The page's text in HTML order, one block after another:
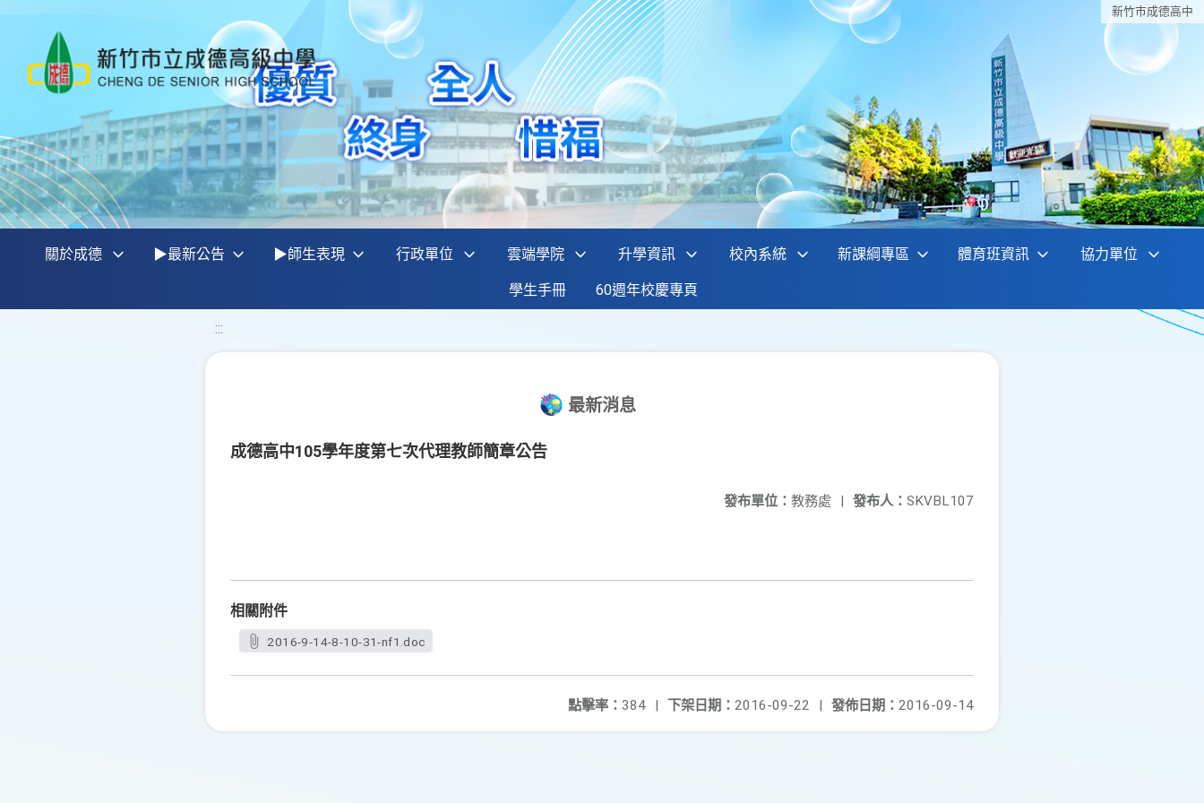
新竹巿成德高中
關於成德 ▶最新公告 ▶師生表現 行政單位 雲端學院 升學資訊 校內系統 新課綱專區 體育班資訊 協力單位
學生手冊 60週年校慶專頁
:::
最新消息
成德高中105學年度第七次代理教師簡章公告
發布人： SKVBL107
發布單位： 教務處 |
相關附件
2016-9-14-8-10-31-nf1.doc
發佈日期： 2016-09-14
下架日期： 2016-09-22 |
點擊率： 384 |